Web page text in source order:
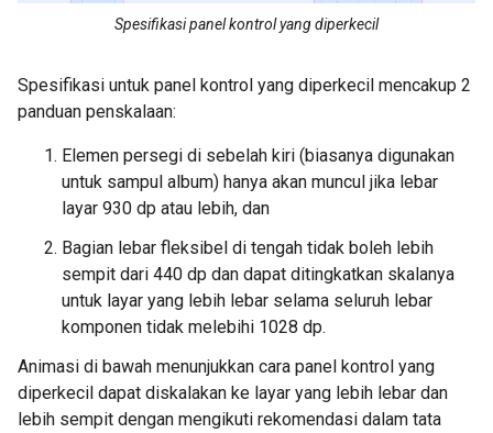
Spesifikasi panel kontrol yang diperkecil
Spesifikasi untuk panel kontrol yang diperkecil mencakup 2
panduan penskalaan:
Elemen persegi di sebelah kiri (biasanya digunakan
untuk sampul album) hanya akan muncul jika lebar
layar 930 dp atau lebih, dan
Bagian lebar fleksibel di tengah tidak boleh lebih
sempit dari 440 dp dan dapat ditingkatkan skalanya
untuk layar yang lebih lebar selama seluruh lebar
komponen tidak melebihi 1028 dp.
Animasi di bawah menunjukkan cara panel kontrol yang
diperkecil dapat diskalakan ke layar yang lebih lebar dan
lebih sempit dengan mengikuti rekomendasi dalam tata